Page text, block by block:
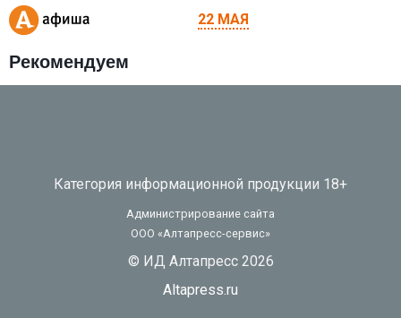
22 МАЯ
Рекомендуем
Категория информационной продукции 18+
Администрирование сайта
ООО «Алтапресс-сервис»
© ИД Алтапресс 2026
Altapress.ru